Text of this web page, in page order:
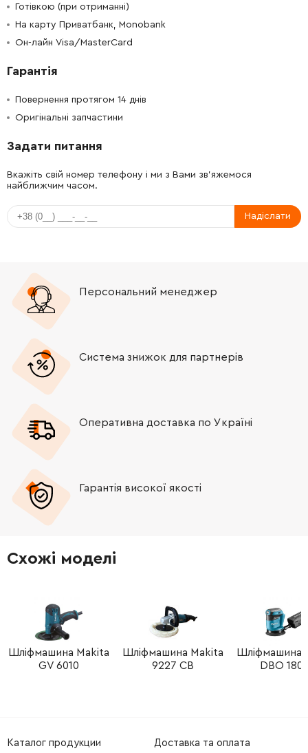
Готівкою (при отриманні)
На карту Приватбанк, Monobank
Он-лайн Visa/MasterCard
Гарантія
Повернення протягом 14 днів
Оригінальні запчастини
Задати питання
Вкажіть свій номер телефону і ми з Вами зв'яжемося
найближчим часом.
Надіслати
Персональний менеджер
Система знижок для партнерів
Оперативна доставка по Україні
Гарантія високої якості
Схожі моделі
Шліфмашина Makita
GV 6010
Шліфмашина Makita
9227 CB
Шліфмашина
DBO 180
Каталог продукции Доставка та оплата